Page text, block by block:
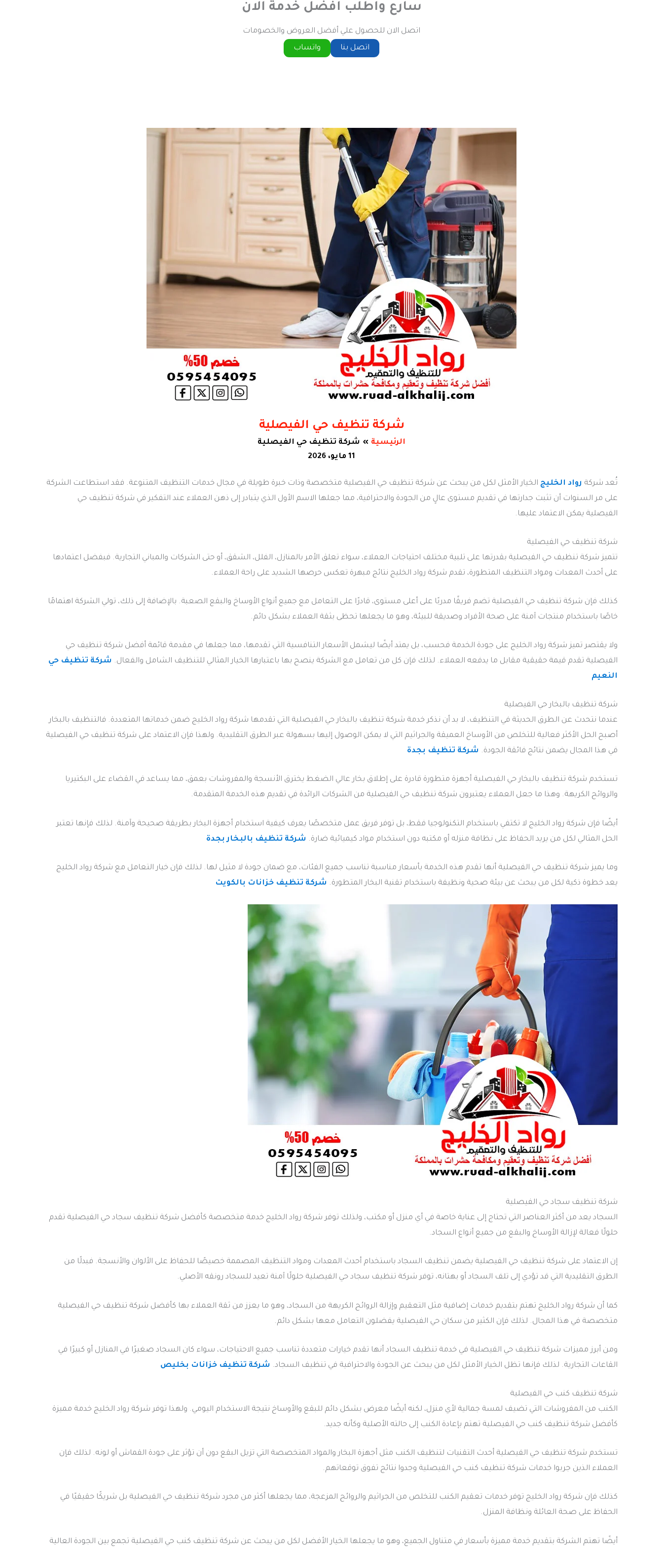
سارع واطلب افضل خدمة الان
اتصل الان للحصول علي أفضل العروض والخصومات
اتصل بنا
واتساب
شركة تنظيف حي الفيصلية
الرئيسية
شركة تنظيف حي الفيصلية
11 مايو، 2026
تُعد شركة رواد الخليج الخيار الأمثل لكل من يبحث عن شركة تنظيف حي الفيصلية متخصصة وذات خبرة طويلة في مجال خدمات التنظيف المتنوعة. فقد استطاعت الشركة
على مر السنوات أن تثبت جدارتها في تقديم مستوى عالٍ من الجودة والاحترافية، مما جعلها الاسم الأول الذي يتبادر إلى ذهن العملاء عند التفكير في شركة تنظيف حي
الفيصلية يمكن الاعتماد عليها.
شركة تنظيف حي الفيصلية
تتميز شركة تنظيف حي الفيصلية بقدرتها على تلبية مختلف احتياجات العملاء، سواء تعلق الأمر بالمنازل، الفلل، الشقق، أو حتى الشركات والمباني التجارية. فبفضل اعتمادها
على أحدث المعدات ومواد التنظيف المتطورة، تقدم شركة رواد الخليج نتائج مبهرة تعكس حرصها الشديد على راحة العملاء.
كذلك فإن شركة تنظيف حي الفيصلية تضم فريقًا مدربًا على أعلى مستوى، قادرًا على التعامل مع جميع أنواع الأوساخ والبقع الصعبة. بالإضافة إلى ذلك، تولي الشركة اهتمامًا
خاصًا باستخدام منتجات آمنة على صحة الأفراد وصديقة للبيئة، وهو ما يجعلها تحظى بثقة العملاء بشكل دائم.
ولا يقتصر تميز شركة رواد الخليج على جودة الخدمة فحسب، بل يمتد أيضًا ليشمل الأسعار التنافسية التي تقدمها، مما جعلها في مقدمة قائمة أفضل شركة تنظيف حي
الفيصلية تقدم قيمة حقيقية مقابل ما يدفعه العملاء. لذلك فإن كل من تعامل مع الشركة ينصح بها باعتبارها الخيار المثالي للتنظيف الشامل والفعال. شركة تنظيف حي
النعيم
شركة تنظيف بالبخار حي الفيصلية
عندما نتحدث عن الطرق الحديثة في التنظيف، لا بد أن نذكر خدمة شركة تنظيف بالبخار حي الفيصلية التي تقدمها شركة رواد الخليج ضمن خدماتها المتعددة. فالتنظيف بالبخار
أصبح الحل الأكثر فعالية للتخلص من الأوساخ العميقة والجراثيم التي لا يمكن الوصول إليها بسهولة عبر الطرق التقليدية. ولهذا فإن الاعتماد على شركة تنظيف حي الفيصلية
في هذا المجال يضمن نتائج فائقة الجودة. شركة تنظيف بجدة
تستخدم شركة تنظيف بالبخار حي الفيصلية أجهزة متطورة قادرة على إطلاق بخار عالي الضغط يخترق الأنسجة والمفروشات بعمق، مما يساعد في القضاء على البكتيريا
والروائح الكريهة. وهذا ما جعل العملاء يعتبرون شركة تنظيف حي الفيصلية من الشركات الرائدة في تقديم هذه الخدمة المتقدمة.
أيضًا فإن شركة رواد الخليج لا تكتفي باستخدام التكنولوجيا فقط، بل توفر فريق عمل متخصصًا يعرف كيفية استخدام أجهزة البخار بطريقة صحيحة وآمنة. لذلك فإنها تعتبر
الحل المثالي لكل من يريد الحفاظ على نظافة منزله أو مكتبه دون استخدام مواد كيميائية ضارة. شركة تنظيف بالبخار بجدة
وما يميز شركة تنظيف حي الفيصلية أنها تقدم هذه الخدمة بأسعار مناسبة تناسب جميع الفئات، مع ضمان جودة لا مثيل لها. لذلك فإن خيار التعامل مع شركة رواد الخليج
يعد خطوة ذكية لكل من يبحث عن بيئة صحية ونظيفة باستخدام تقنية البخار المتطورة. شركة تنظيف خزانات بالكويت
شركة تنظيف سجاد حي الفيصلية
السجاد يعد من أكثر العناصر التي تحتاج إلى عناية خاصة في أي منزل أو مكتب، ولذلك توفر شركة رواد الخليج خدمة متخصصة كأفضل شركة تنظيف سجاد حي الفيصلية تقدم
حلولًا فعالة لإزالة الأوساخ والبقع من جميع أنواع السجاد.
إن الاعتماد على شركة تنظيف حي الفيصلية يضمن تنظيف السجاد باستخدام أحدث المعدات ومواد التنظيف المصممة خصيصًا للحفاظ على الألوان والأنسجة. فبدلًا من
الطرق التقليدية التي قد تؤدي إلى تلف السجاد أو بهتانه، توفر شركة تنظيف سجاد حي الفيصلية حلولًا آمنة تعيد للسجاد رونقه الأصلي.
كما أن شركة رواد الخليج تهتم بتقديم خدمات إضافية مثل التعقيم وإزالة الروائح الكريهة من السجاد، وهو ما يعزز من ثقة العملاء بها كأفضل شركة تنظيف حي الفيصلية
متخصصة في هذا المجال. لذلك فإن الكثير من سكان حي الفيصلية يفضلون التعامل معها بشكل دائم.
ومن أبرز مميزات شركة تنظيف حي الفيصلية في خدمة تنظيف السجاد أنها تقدم خيارات متعددة تناسب جميع الاحتياجات، سواء كان السجاد صغيرًا في المنازل أو كبيرًا في
القاعات التجارية. لذلك فإنها تظل الخيار الأمثل لكل من يبحث عن الجودة والاحترافية في تنظيف السجاد. شركة تنظيف خزانات بخليص
شركة تنظيف كنب حي الفيصلية
الكنب من المفروشات التي تضيف لمسة جمالية لأي منزل، لكنه أيضًا معرض بشكل دائم للبقع والأوساخ نتيجة الاستخدام اليومي. ولهذا توفر شركة رواد الخليج خدمة مميزة
كأفضل شركة تنظيف كنب حي الفيصلية تهتم بإعادة الكنب إلى حالته الأصلية وكأنه جديد.
تستخدم شركة تنظيف حي الفيصلية أحدث التقنيات لتنظيف الكنب مثل أجهزة البخار والمواد المتخصصة التي تزيل البقع دون أن تؤثر على جودة القماش أو لونه. لذلك فإن
العملاء الذين جربوا خدمات شركة تنظيف كنب حي الفيصلية وجدوا نتائج تفوق توقعاتهم.
كذلك فإن شركة رواد الخليج توفر خدمات تعقيم الكنب للتخلص من الجراثيم والروائح المزعجة، مما يجعلها أكثر من مجرد شركة تنظيف حي الفيصلية بل شريكًا حقيقيًا في
الحفاظ على صحة العائلة ونظافة المنزل.
أيضًا تهتم الشركة بتقديم خدمة مميزة بأسعار في متناول الجميع، وهو ما يجعلها الخيار الأفضل لكل من يبحث عن شركة تنظيف كنب حي الفيصلية تجمع بين الجودة العالية